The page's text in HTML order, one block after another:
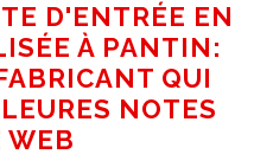
D'ENTRÉE EN
À PANTIN:
QUI
NOTES
WEB